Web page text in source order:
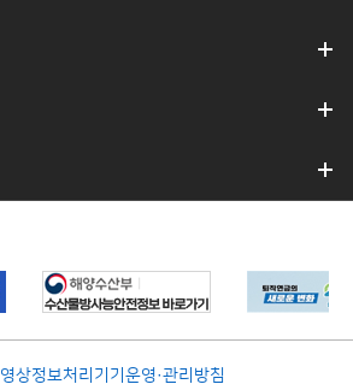
영상정보처리기기운영·관리방침